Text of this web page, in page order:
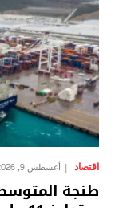
اقتصاد أغسطس 9, 2026